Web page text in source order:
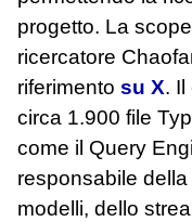
progetto. La
ricercatore
riferimento su X. Il
circa 1.900 file
come il Query
responsabile
modelli, dello